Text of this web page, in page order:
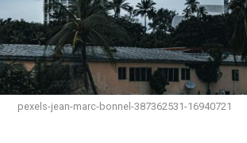
pexels-jean-marc-bonnel-387362531-16940721